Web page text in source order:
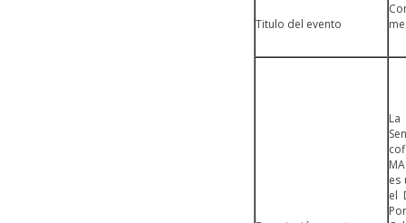
Titulo del evento
es
el